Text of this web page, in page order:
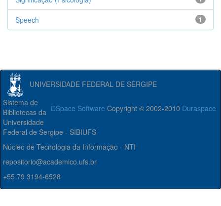
1
Speech
UNIVERSIDADE FEDERAL DE SERGIPE
DSpace Software Copyright © 2002-2010 Duraspace
Sistema de
Bibliotecas da
Universidade
Federal de Sergipe - SIBIUFS
Núcleo de Tecnologia da Informação - NTI
repositorio@academico.ufs.br
+55 79 3194-6528